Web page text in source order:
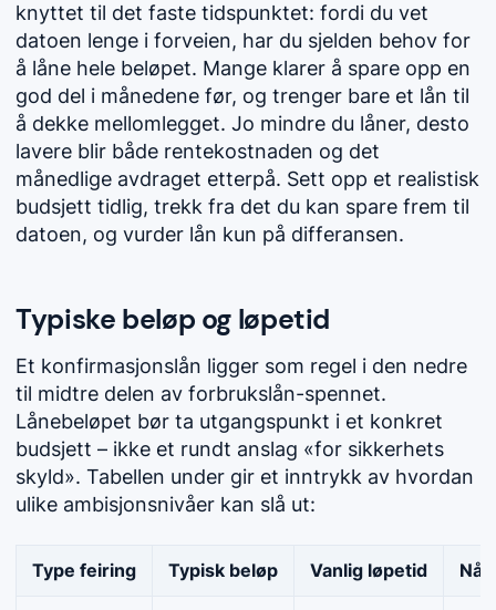
knyttet til det faste tidspunktet: fordi du vet
datoen lenge i forveien, har du sjelden behov for
å låne hele beløpet. Mange klarer å spare opp en
god del i månedene før, og trenger bare et lån til
å dekke mellomlegget. Jo mindre du låner, desto
lavere blir både rentekostnaden og det
månedlige avdraget etterpå. Sett opp et realistisk
budsjett tidlig, trekk fra det du kan spare frem til
datoen, og vurder lån kun på differansen.
Typiske beløp og løpetid
Et konfirmasjonslån ligger som regel i den nedre
til midtre delen av forbrukslån-spennet.
Lånebeløpet bør ta utgangspunkt i et konkret
budsjett – ikke et rundt anslag «for sikkerhets
skyld». Tabellen under gir et inntrykk av hvordan
ulike ambisjonsnivåer kan slå ut:
Type feiring Typisk beløp Vanlig løpetid Når